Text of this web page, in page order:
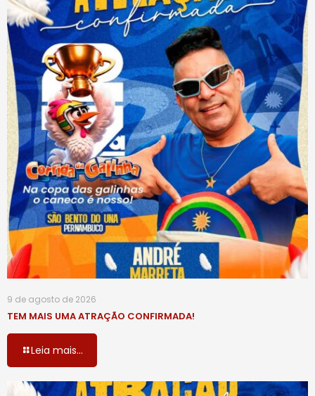
9 de agosto de 2026
TEM MAIS UMA ATRAÇÃO CONFIRMADA!
Leia mais...